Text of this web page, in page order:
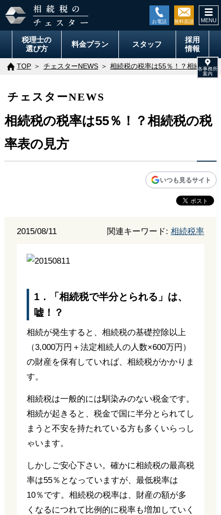
税理士の
選び方
料金プラン スタッフ
採用
情報
TOP チェスターNEWS 相続税の税率は55％！？相続税の
チェスターNEWS
相続税の税率は55％！？相続税の税
率表の見方
いつも見るサイト
2015/08/11 関連キーワード:相続税率
1．「相続税で半分とられる」は、
嘘！？
相続が発生すると、相続税の基礎控除以上
（3,000万円＋法定相続人の人数×600万円）
の財産を保有していれば、相続税がかかりま
す。
相続税は一般的には馴染みのない税金です。
相続が起きると、税金で国に半分とられてし
まうと不安を持たれている方も多くいらっし
ゃいます。
しかしご安心下さい。確かに相続税の最高税
率は55％となっていますが、最低税率は
10％です。相続税の税率は、財産の額が多
くなるにつれて比例的に税率も増加していく